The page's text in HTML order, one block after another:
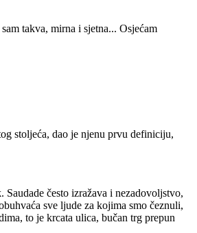
takva, mirna i sjetna... Osjećam
stoljeća, dao je njenu prvu definiciju,
često izražava i nezadovoljstvo,
sve ljude za kojima smo čeznuli,
to je krcata ulica, bučan trg prepun